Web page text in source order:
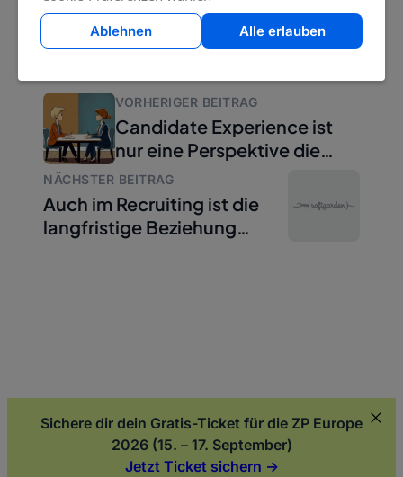
Ablehnen Alle erlauben
VORHERIGER BEITRAG
Candidate Experience ist
nur eine Perspektive die
zählt
NÄCHSTER BEITRAG
Auch im Recruiting ist die
langfristige Beziehung
Sichere dir dein Gratis-Ticket für die ZP Europe
2026 (15. – 17. September)
Jetzt Ticket sichern ->